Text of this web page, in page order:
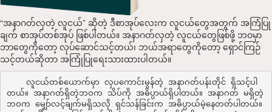
“အနာဂတ်လှတဲ့ လူငယ်” ဆိုတဲ့ ဒီစာအုပ်လေးက လူငယ်တွေအတွက် အကြံပြု
ချက် စာအုပ်တစ်အုပ် ဖြစ်ပါတယ်။ အနာဂတ်လှတဲ့ လူငယ်တွေဖြစ်ဖို့ ဘဝမှာ
ဘာတွေကိုတော့ လုပ်ဆောင်သင့်တယ်၊ ဘယ်အရာတွေကိုတော့ ရှောင်ကြဉ်
သင့်တယ်ဆိုတာ အကြုံပြုရေးသားထားပါတယ်။
တယ်။ အနာဂတ်ရှိတဲ့ဘဝက သိပ်ကို အဓိပ္ပာယ်ရှိပါတယ်။ အနာဂတ် မရှိတဲ့
ဘဝက မျှော်လင့်ချက်မရှိသလို ရှင်သန်ခြင်းက အဓိပ္ပာယ်မဲ့နေတတ်ပါတယ်။